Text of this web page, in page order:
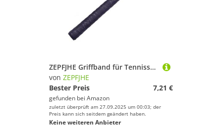
ZEPFJHE Griffband für Tennisschläger, Badminton-Griff, saugfähig, Tennis-Schweißband, Badmintonschläger
von ZEPFJHE
Bester Preis
7,21 €
gefunden bei Amazon
zuletzt überprüft am 27.09.2025 um 00:03; der
Preis kann sich seitdem geändert haben.
Keine weiteren Anbieter